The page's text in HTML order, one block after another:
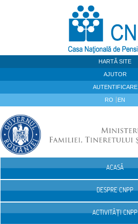
HARTĂ SITE
AJUTOR
AUTENTIFICARE
RO EN
ACASĂ
DESPRE CNPP
ACTIVITĂȚI CNPP